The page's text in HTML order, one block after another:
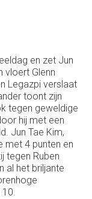
en zet Jun
vloert Glenn
Legazpi verslaat
toont zijn
tegen geweldige
hij met een
Jun Tae Kim,
met 4 punten en
tegen Ruben
al het briljante
10.